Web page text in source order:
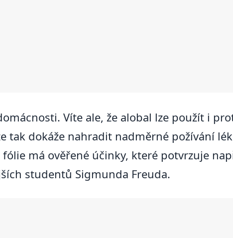
Víte ale, že alobal lze použít i
tak dokáže nahradit nadměrné požívání
má ověřené účinky, které potvrzuje
studentů Sigmunda Freuda.